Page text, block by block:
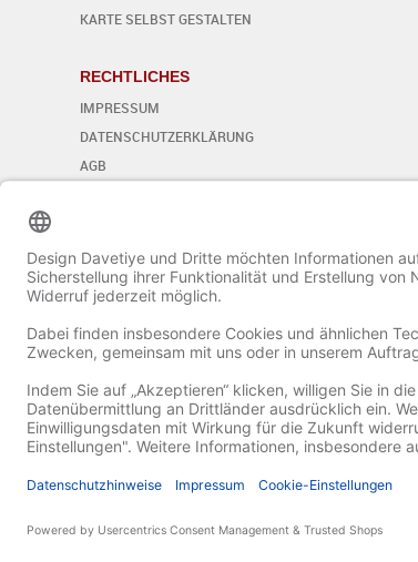
KARTE SELBST GESTALTEN
RECHTLICHES
IMPRESSUM
DATENSCHUTZERKLÄRUNG
AGB